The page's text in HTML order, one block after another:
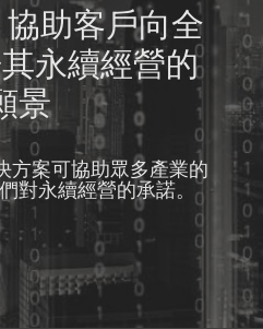
助客戶向全
永續經營的
景
案可協助眾多產業的
對永續經營的承諾。